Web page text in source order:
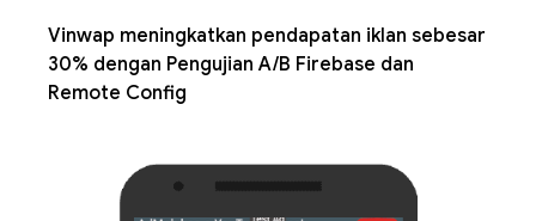
Vinwap meningkatkan pendapatan iklan sebesar
30% dengan Pengujian A/B Firebase dan
Remote Config